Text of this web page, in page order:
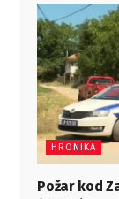
HRONIKA
Požar kod